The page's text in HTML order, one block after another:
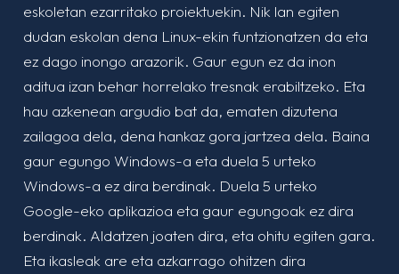
eskoletan ezarritako proiektuekin. Nik lan egiten
dudan eskolan dena Linux-ekin funtzionatzen da eta
ez dago inongo arazorik. Gaur egun ez da inon
aditua izan behar horrelako tresnak erabiltzeko. Eta
hau azkenean argudio bat da, ematen dizutena
zailagoa dela, dena hankaz gora jartzea dela. Baina
gaur egungo Windows-a eta duela 5 urteko
Windows-a ez dira berdinak. Duela 5 urteko
Google-eko aplikazioa eta gaur egungoak ez dira
berdinak. Aldatzen joaten dira, eta ohitu egiten gara.
Eta ikasleak are eta azkarrago ohitzen dira